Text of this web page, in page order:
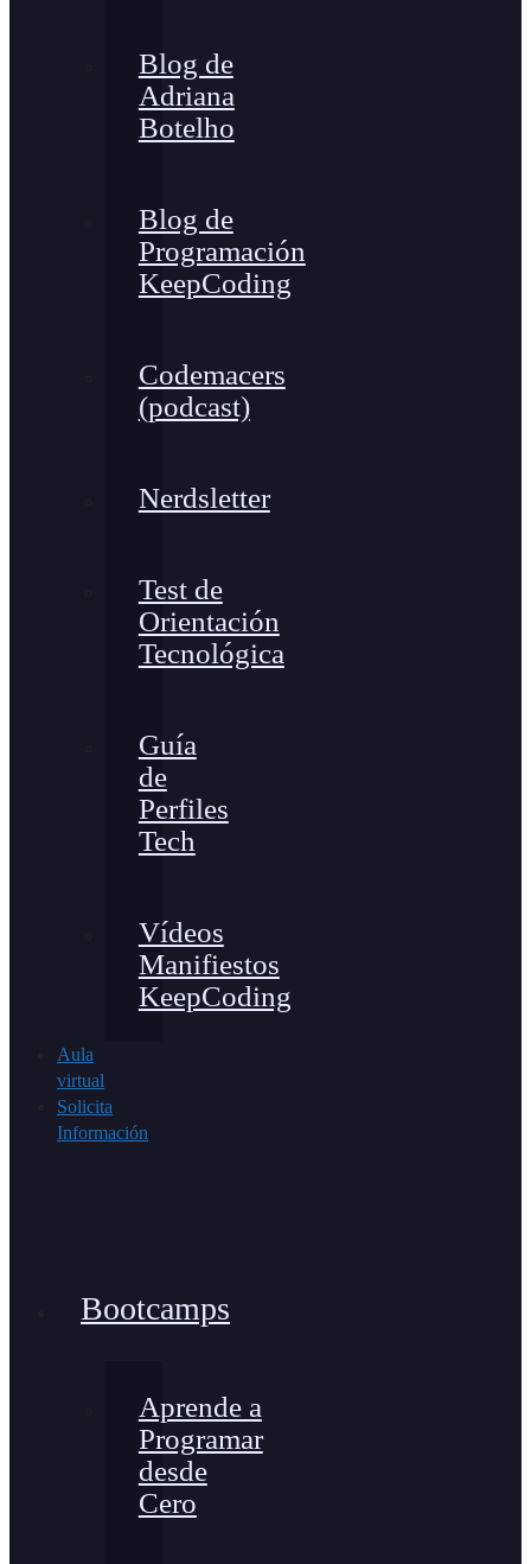
Blog de
Adriana
Botelho
Blog de
Programación
KeepCoding
Codemacers
(podcast)
Nerdsletter
Test de
Orientación
Tecnológica
Guía
de
Perfiles
Tech
Vídeos
Manifiestos
KeepCoding
Aula
virtual
Solicita
Información
Bootcamps
Aprende a
Programar
desde
Cero